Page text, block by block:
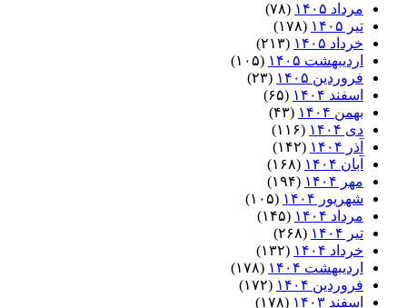
مرداد ۱۴۰۵
(۷۸)
تیر ۱۴۰۵
(۱۷۸)
خرداد ۱۴۰۵
(۲۱۳)
اردیبهشت ۱۴۰۵
(۱۰۵)
فروردین ۱۴۰۵
(۲۳)
اسفند ۱۴۰۴
(۶۵)
بهمن ۱۴۰۴
(۴۳)
دی ۱۴۰۴
(۱۱۶)
آذر ۱۴۰۴
(۱۴۲)
آبان ۱۴۰۴
(۱۶۸)
مهر ۱۴۰۴
(۱۹۴)
شهریور ۱۴۰۴
(۱۰۵)
مرداد ۱۴۰۴
(۱۴۵)
تیر ۱۴۰۴
(۲۶۸)
خرداد ۱۴۰۴
(۱۳۲)
اردیبهشت ۱۴۰۴
(۱۷۸)
فروردین ۱۴۰۴
(۱۷۲)
اسفند ۱۴۰۳
(۱۷۸)